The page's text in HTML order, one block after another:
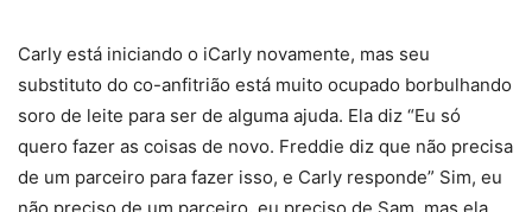
Carly está iniciando o iCarly novamente, mas seu
substituto do co-anfitrião está muito ocupado borbulhando
soro de leite para ser de alguma ajuda. Ela diz “Eu só
quero fazer as coisas de novo. Freddie diz que não precisa
de um parceiro para fazer isso, e Carly responde” Sim, eu